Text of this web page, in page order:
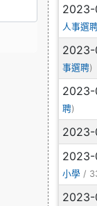
人事選
事選聘)
聘)
小學 /